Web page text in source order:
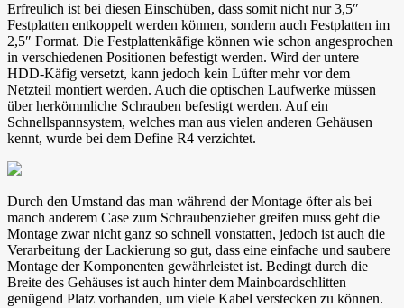
Erfreulich ist bei diesen Einschüben, dass somit nicht nur 3,5″
Festplatten entkoppelt werden können, sondern auch Festplatten im
2,5″ Format. Die Festplattenkäfige können wie schon angesprochen
in verschiedenen Positionen befestigt werden. Wird der untere
HDD-Käfig versetzt, kann jedoch kein Lüfter mehr vor dem
Netzteil montiert werden. Auch die optischen Laufwerke müssen
über herkömmliche Schrauben befestigt werden. Auf ein
Schnellspannsystem, welches man aus vielen anderen Gehäusen
kennt, wurde bei dem Define R4 verzichtet.
Durch den Umstand das man während der Montage öfter als bei
manch anderem Case zum Schraubenzieher greifen muss geht die
Montage zwar nicht ganz so schnell vonstatten, jedoch ist auch die
Verarbeitung der Lackierung so gut, dass eine einfache und saubere
Montage der Komponenten gewährleistet ist. Bedingt durch die
Breite des Gehäuses ist auch hinter dem Mainboardschlitten
genügend Platz vorhanden, um viele Kabel verstecken zu können.